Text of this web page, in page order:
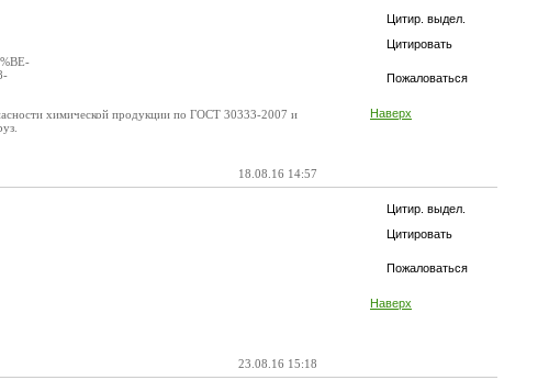
Цитир. выдел.
Цитировать
Пожаловаться
Наверх
химической продукции по ГОСТ 30333-2007 и
18.08.16 14:57
Цитир. выдел.
Цитировать
Пожаловаться
Наверх
23.08.16 15:18